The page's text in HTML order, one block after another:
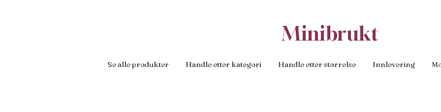
Minibrukt
Se alle produkter Handle etter kategori Handle etter størrelse Innlevering